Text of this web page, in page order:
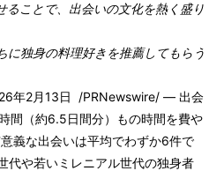
ることで、出会いの文化を熱く盛り
独身の料理好きを推薦してもらう
年2月13日
/PRNewswire/ — 出会
間（約6.5日間分）もの時間を費や
義な出会いは平均でわずか6件で
代や若いミレニアル世代の独身者